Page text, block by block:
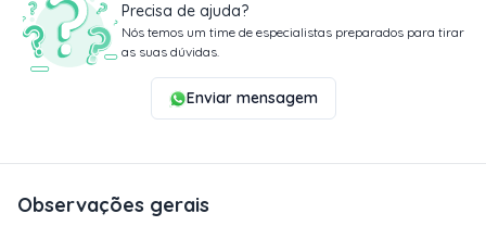
Precisa de ajuda?
Nós temos um time de especialistas preparados para tirar
as suas dúvidas.
Enviar mensagem
Observações gerais